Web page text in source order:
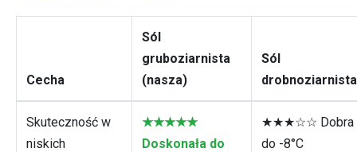
Cecha
Sól
gruboziarnista
(nasza)
Sól
drobnoziarnista
Skuteczność w
niskich
★★★★★
Doskonała do
★★★☆☆ Dobra
do -8°C